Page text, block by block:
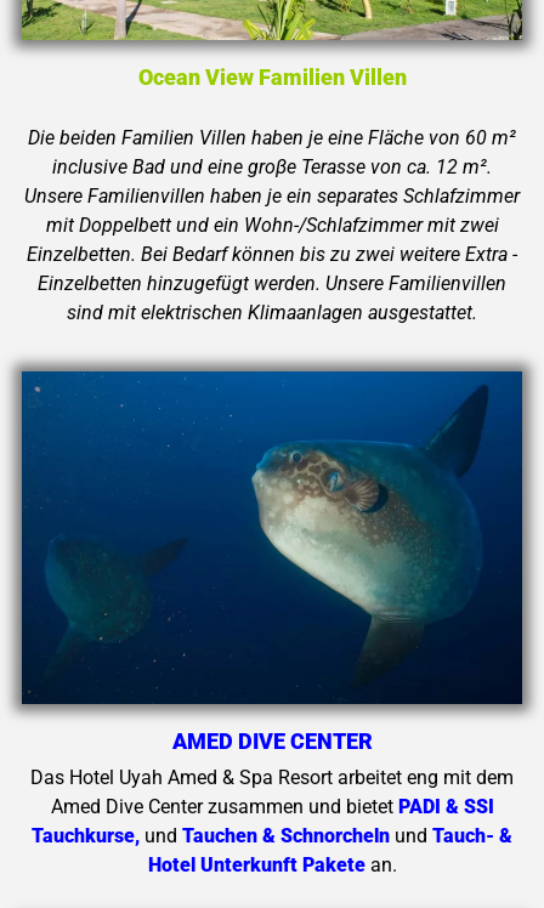
Ocean View Familien Villen
Die beiden Familien Villen haben je eine Fläche von 60 m²
inclusive Bad und eine groβe Terasse von ca. 12 m².
Unsere Familienvillen haben je ein separates Schlafzimmer
mit Doppelbett und ein Wohn-/Schlafzimmer mit zwei
Einzelbetten. Bei Bedarf können bis zu zwei weitere Extra -
Einzelbetten hinzugefügt werden. Unsere Familienvillen
sind mit elektrischen Klimaanlagen ausgestattet.
AMED DIVE CENTER
Das Hotel Uyah Amed & Spa Resort arbeitet eng mit dem
Amed Dive Center zusammen und bietet PADI & SSI
Tauchkurse, und Tauchen & Schnorcheln und Tauch- &
Hotel Unterkunft Pakete an.